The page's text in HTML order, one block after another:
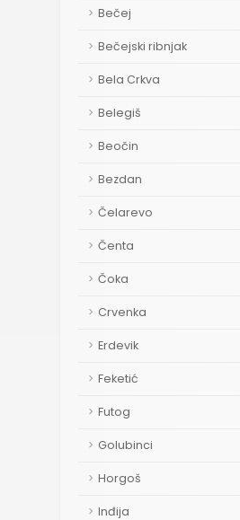
Bečej
Bečejski ribnjak
Bela Crkva
Belegiš
Beočin
Bezdan
Čelarevo
Čenta
Čoka
Crvenka
Erdevik
Feketić
Futog
Golubinci
Horgoš
Inđija